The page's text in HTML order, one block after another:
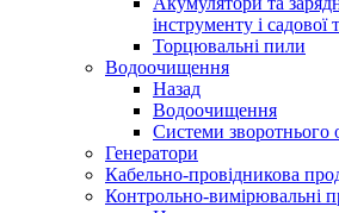
інструменту і садової
Торцювальні пили
Водоочищення
Назад
Водоочищення
Системи зворотнього
Генератори
Кабельно-провідникова
Контрольно-вимірювальні